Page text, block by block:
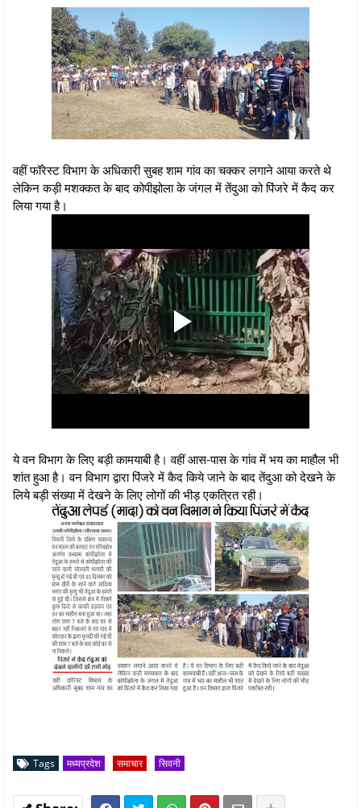
वहीं फॉरेस्ट विभाग के अधिकारी सुबह शाम गांव का चक्कर लगाने आया करते थे
लेकिन कड़ी मशक्कत के बाद कोपीझोला के जंगल में तेंदुआ को पिंजरे में कैद कर
लिया गया है।
ये वन विभाग के लिए बड़ी कामयाबी है। वहीं आस-पास के गांव में भय का माहौल भी
शांत हुआ है। वन विभाग द्वारा पिंजरे में कैद किये जाने के बाद तेंदुआ को देखने के
लिये बड़ी संख्या में देखने के लिए लोगों की भीड़ एकत्रित रही।
Tags मध्यप्रदेश समाचार सिवनी